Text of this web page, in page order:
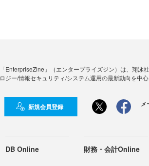
「EnterpriseZine」（エンタープライズジン）は、翔
ロジー/情報セキュリティ/システム運用の最新動向を中
新規会員登録 メ
DB Online 財務・会計Online